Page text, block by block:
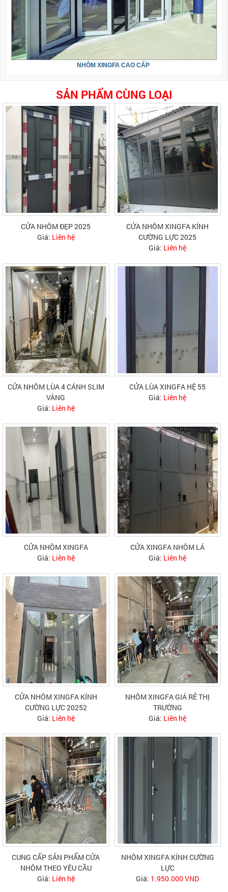
NHÔM XINGFA CAO CẤP
SẢN PHẨM CÙNG LOẠI
CỬA NHÔM ĐẸP 2025
Giá: Liên hệ
CỬA NHÔM XINGFA KÍNH
CƯỜNG LỰC 2025
Giá: Liên hệ
CỬA NHÔM LÙA 4 CÁNH SLIM
VÀNG
Giá: Liên hệ
CỬA LÙA XINGFA HỆ 55
Giá: Liên hệ
CỬA NHÔM XINGFA
Giá: Liên hệ
CỬA XINGFA NHÔM LÁ
Giá: Liên hệ
CỬA NHÔM XINGFA KÍNH
CƯỜNG LỰC 20252
Giá: Liên hệ
NHÔM XINGFA GIÁ RẺ THỊ
TRƯỜNG
Giá: Liên hệ
CUNG CẤP SẢN PHẨM CỬA
NHÔM THEO YÊU CẦU
Giá: Liên hệ
NHÔM XINGFA KÍNH CƯỜNG
LỰC
Giá: 1.950.000 VND